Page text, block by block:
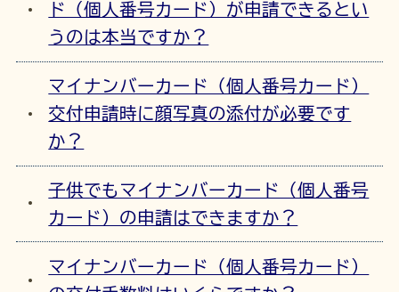
ド（個人番号カード）が申請できるとい
うのは本当ですか？
マイナンバーカード（個人番号カード）
交付申請時に顔写真の添付が必要です
か？
子供でもマイナンバーカード（個人番号
カード）の申請はできますか？
マイナンバーカード（個人番号カード）